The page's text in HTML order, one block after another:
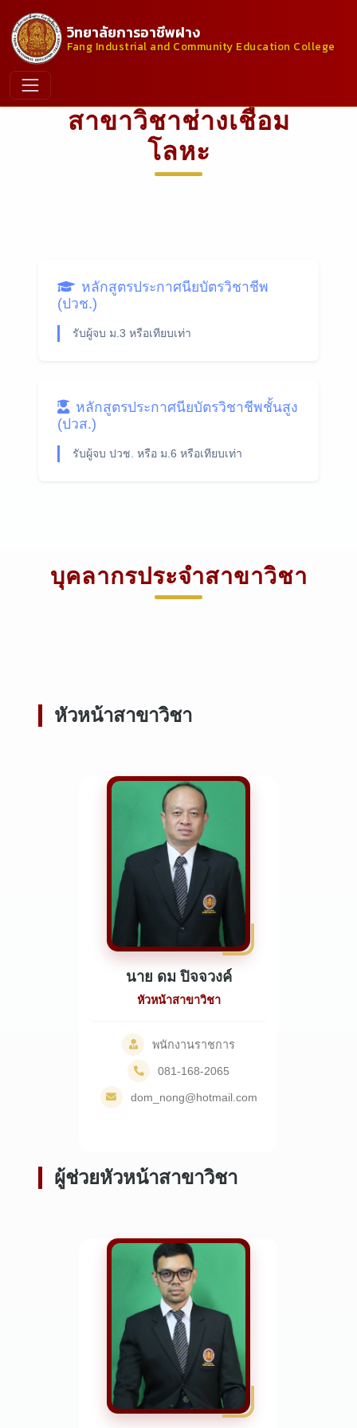
วิทยาลัยการอาชีพฝาง
Fang Industrial and Community Education College
สาขาวิชาช่างเชื่อม
โลหะ
หลักสูตรประกาศนียบัตรวิชาชีพ
(ปวช.)
รับผู้จบ ม.3 หรือเทียบเท่า
หลักสูตรประกาศนียบัตรวิชาชีพชั้นสูง
(ปวส.)
รับผู้จบ ปวช. หรือ ม.6 หรือเทียบเท่า
บุคลากรประจำสาขาวิชา
หัวหน้าสาขาวิชา
นาย ดม ปิจจวงค์
หัวหน้าสาขาวิชา
พนักงานราชการ
081-168-2065
dom_nong@hotmail.com
ผู้ช่วยหัวหน้าสาขาวิชา